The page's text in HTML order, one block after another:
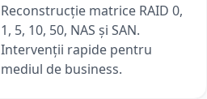
Reconstrucție matrice RAID 0,
1, 5, 10, 50, NAS și SAN.
Intervenții rapide pentru
mediul de business.